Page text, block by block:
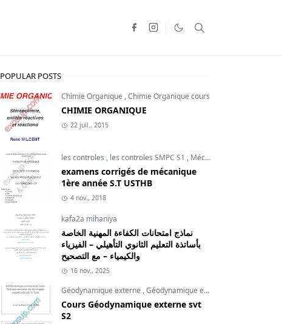
POPULAR POSTS
Chimie Organique ,Chimie Organique cours
CHIMIE ORGANIQUE
22 juil., 2015
les controles , les controles SMPC S1 , Mécanique du point
examens corrigés de mécanique
1ère année S.T USTHB
4 nov., 2018
kafa2a mihaniya
نماذج امتحانات الكفاءة المهنية الخاصة
بأساتذة التعليم الثانوي التأهيلي – الفيزياء
والكيمياء – مع التصحيح
16 nov., 2025
Géodynamique externe ,Géodynamique externe cours
Cours Géodynamique externe svt
S2